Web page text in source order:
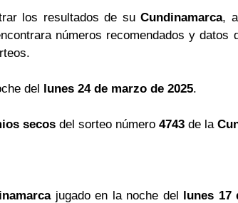
los resultados de suCundinamarca,
números recomendados y datos
del lunes 24 de marzo de 2025.
secos del sorteo número 4743 de la
jugado en la noche del lunes 17